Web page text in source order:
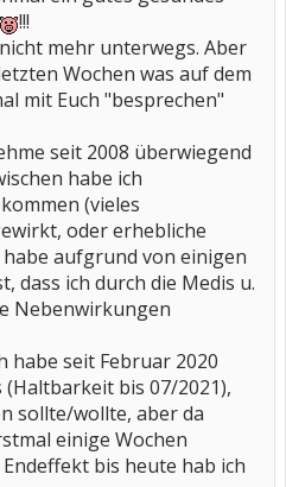
!!!
mehr unterwegs. Aber
Wochen was auf dem
mit Euch "besprechen"
seit 2008 überwiegend
habe ich
(vieles
oder erhebliche
aufgrund von einigen
dass ich durch die Medis u.
Nebenwirkungen
habe seit Februar 2020
bis 07/2021),
sollte/wollte, aber da
einige Wochen
bis heute hab ich